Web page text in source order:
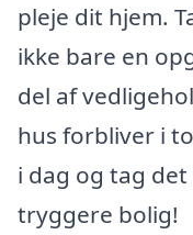
pleje dit hjem.
ikke bare en
del af
hus forbliver i
i dag og tag
tryggere bolig!